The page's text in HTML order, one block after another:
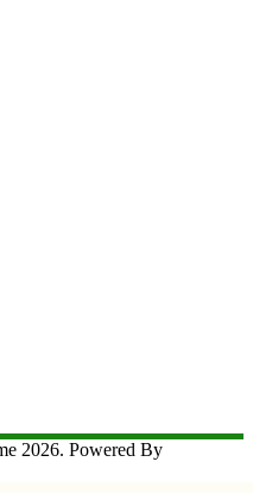
2026. Powered By